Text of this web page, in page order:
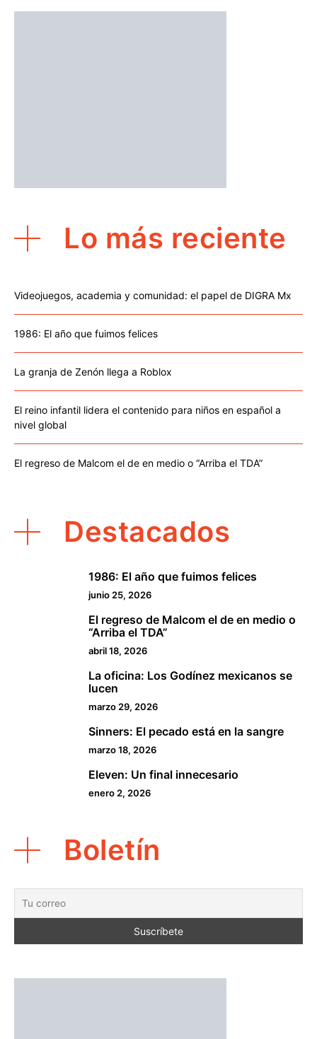
Lo más reciente
Videojuegos, academia y comunidad: el papel de DIGRA Mx
1986: El año que fuimos felices
La granja de Zenón llega a Roblox
El reino infantil lidera el contenido para niños en español a
nivel global
El regreso de Malcom el de en medio o “Arriba el TDA”
Destacados
1986: El año que fuimos felices
junio 25, 2026
El regreso de Malcom el de en medio o
“Arriba el TDA”
abril 18, 2026
La oficina: Los Godínez mexicanos se
lucen
marzo 29, 2026
Sinners: El pecado está en la sangre
marzo 18, 2026
Eleven: Un final innecesario
enero 2, 2026
Boletín